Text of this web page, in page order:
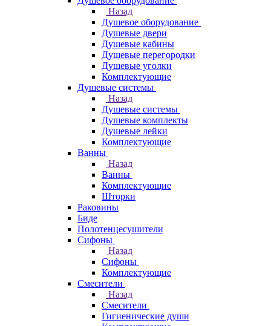
Назад
Душевое оборудование
Душевые двери
Душевые кабины
Душевые перегородки
Душевые уголки
Комплектующие
Душевые системы
Назад
Душевые системы
Душевые комплекты
Душевые лейки
Комплектующие
Ванны
Назад
Ванны
Комплектующие
Шторки
Раковины
Биде
Полотенцесушители
Сифоны
Назад
Сифоны
Комплектующие
Смесители
Назад
Смесители
Гигиенические души